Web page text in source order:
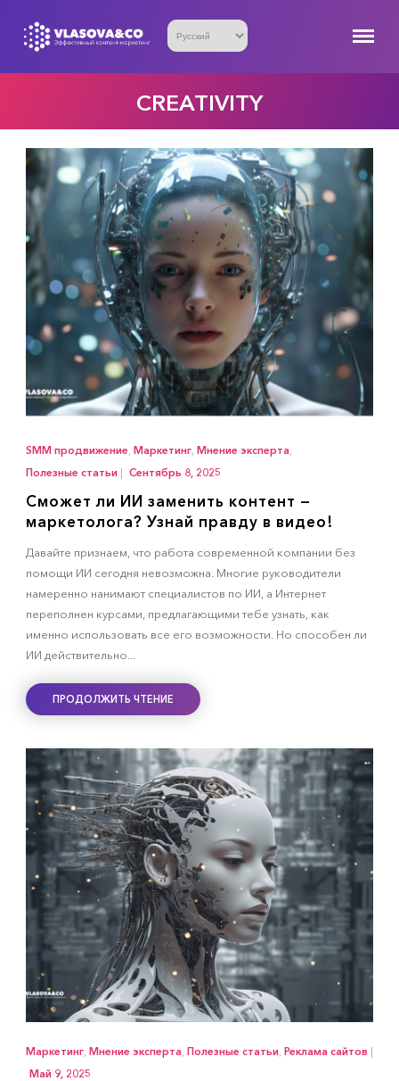
CREATIVITY
SMM продвижение, Маркетинг, Мнение эксперта,
Полезные статьи| Сентябрь 8, 2025
Сможет ли ИИ заменить контент —
маркетолога? Узнай правду в видео!
Давайте признаем, что работа современной компании без
помощи ИИ сегодня невозможна. Многие руководители
намеренно нанимают специалистов по ИИ, а Интернет
переполнен курсами, предлагающими тебе узнать, как
именно использовать все его возможности. Но способен ли
ИИ действительно...
ПРОДОЛЖИТЬ ЧТЕНИЕ
Маркетинг, Мнение эксперта, Полезные статьи, Реклама сайтов |
Май 9, 2025